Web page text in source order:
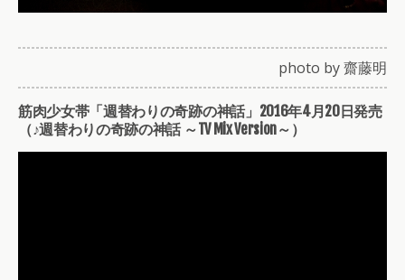
photo by 齋藤明
筋肉少女帯「週替わりの奇跡の神話」2016年4月20日発売
（♪週替わりの奇跡の神話 ～TV Mix Version～）